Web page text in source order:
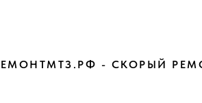
- СКОРЫЙ